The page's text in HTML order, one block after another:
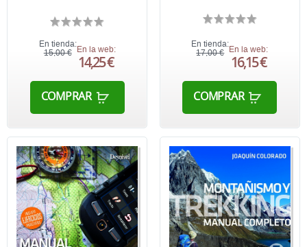
En tienda:
15,00 € En la web:
14,25 €
COMPRAR
En tienda:
17,00 € En la web:
16,15 €
COMPRAR